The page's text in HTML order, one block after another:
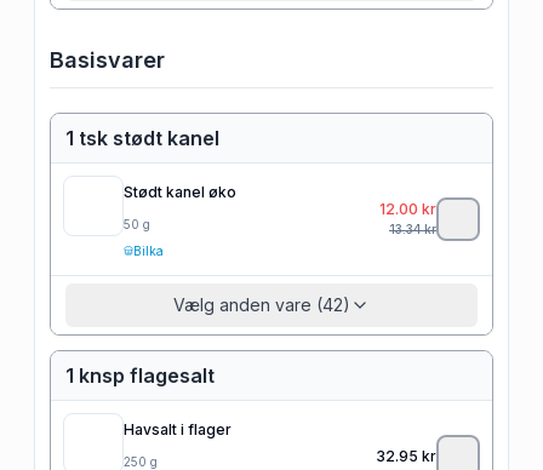
Basisvarer
1 tsk stødt kanel
Stødt kanel øko
50 g
Bilka
12.00 kr
13.34kr
Vælg anden vare (42)
1 knsp flagesalt
Havsalt i flager
250 g
32.95 kr